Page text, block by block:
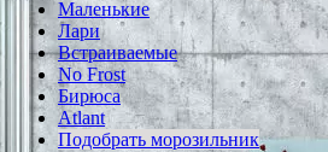
Маленькие
Лари
Встраиваемые
No Frost
Бирюса
Atlant
Подобрать морозильник